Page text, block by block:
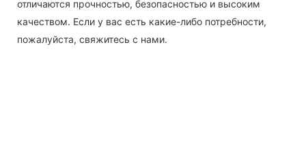
отличаются прочностью, безопасностью и высоким
качеством. Если у вас есть какие-либо потребности,
пожалуйста, свяжитесь с нами.